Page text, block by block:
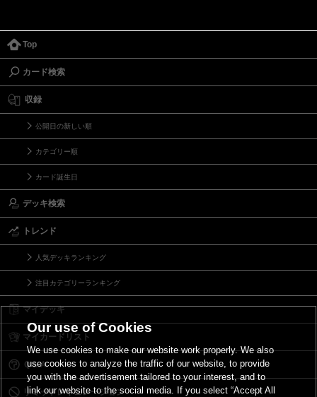
Top
カード検索
収録
公開日の新しい順
カテゴリー順
カード誕生日
デッキ検索
トレンド
人気デッキランキング
注目カテゴリーランキング
マイデッキ
マイカードリスト
Ｑ＆Ａ
リミットレギュレーション
Our use of Cookies
We use cookies to make our website work properly. We also
use cookies to analyze the traffic of our website, to provide
you with the advertisement tailored to your interest, and to
link our website to the social media. If you select “Accept All